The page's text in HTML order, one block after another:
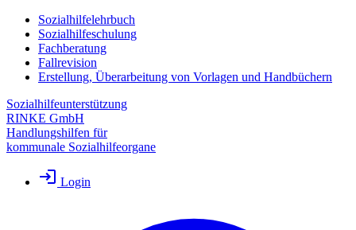
Sozialhilfelehrbuch
Sozialhilfeschulung
Fachberatung
Fallrevision
Erstellung, Überarbeitung von Vorlagen und Handbüchern
Sozialhilfeunterstützung
RINKE GmbH
Handlungshilfen für
kommunale Sozialhilfeorgane
Login